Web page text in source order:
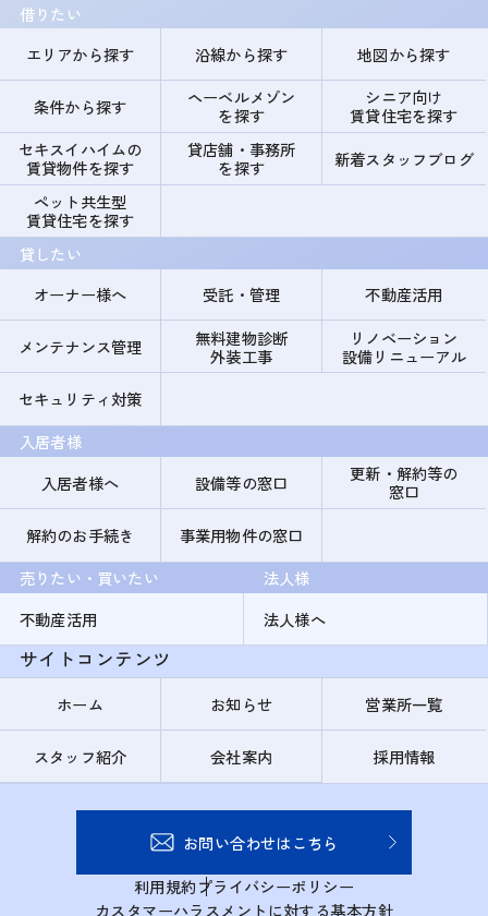
借りたい
エリアから探す
沿線から探す 地図から探す
条件から探す
ヘーベルメゾン
を探す
シニア向け
賃貸住宅を探す
セキスイハイムの
賃貸物件を探す
貸店舗・事務所
を探す
新着スタッフブログ
ペット共生型
賃貸住宅を探す
貸したい
オーナー様へ
受託・管理 不動産活用
メンテナンス管理
無料建物診断
外装工事
リノベーション
設備リニューアル
セキュリティ対策
入居者様
入居者様へ
設備等の窓口
更新・解約等の
窓口
解約のお手続き
事業用物件の窓口
売りたい・買いたい
不動産活用
法人様
法人様へ
サイトコンテンツ
ホーム お知らせ 営業所一覧
スタッフ紹介 会社案内 採用情報
お問い合わせはこちら
利用規約プライバシーポリシー
カスタマーハラスメントに対する基本方針